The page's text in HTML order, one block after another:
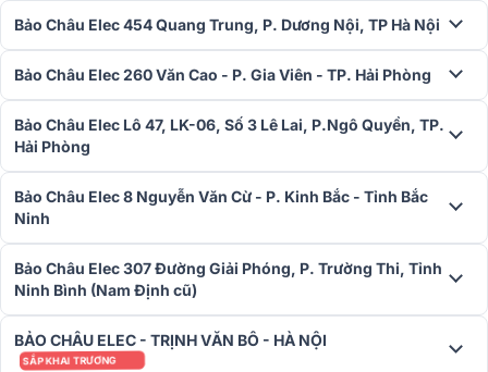
qua cả chỉnh tay và máy tính.
BKSound DSP-9000 Plus còn hỗ trợ kết nối Bluetooth và cổng
quang, giúp bạn kết nối với các thiết bị âm thanh khác như cục đẩy
công suất hoặc amply karaoke, mang đến trải nghiệm âm nhạc
tuyệt vời và linh hoạt.
CÓ THỂ BẠN QUAN TÂM:
>>Vang số BKSound DSP-9000 Plus dùng cho hát karaoke nghe
nhạc, tương thích với nhiều bộ dàn âm thanh.
Micro không dây BCE U900 Plus X
Micro không dây BCE U900 Plus X mang đến chất âm hay, trong
trẻo, chi tiết và sáng, đảm bảo hiệu suất âm thanh vượt trội trong
mọi tình huống.
Bảo Châu Elec 454 Quang Trung, P. Dương Nội, TP Hà Nội
Bảo Châu Elec 260 Văn Cao - P. Gia Viên - TP. Hải Phòng
Bảo Châu Elec Lô 47, LK-06, Số 3 Lê Lai, P.Ngô Quyền, TP.
Hải Phòng
Bảo Châu Elec 8 Nguyễn Văn Cừ - P. Kinh Bắc - Tỉnh Bắc
Ninh
Bảo Châu Elec 307 Đường Giải Phóng, P. Trường Thi, Tỉnh
Ninh Bình (Nam Định cũ)
BẢO CHÂU ELEC - TRỊNH VĂN BÔ - HÀ NỘI
SẮP KHAI TRƯƠNG